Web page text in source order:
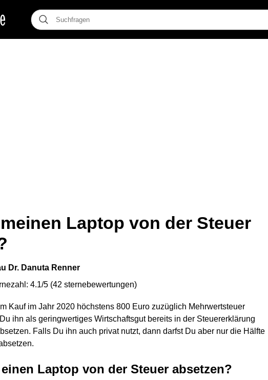
Laptop von der Steuer
Dr. Danuta Renner
4.1/5 (42 sternebewertungen)
Kauf im Jahr 2020 höchstens 800 Euro zuzüglich Mehrwertsteuer
ihn als geringwertiges Wirtschaftsgut bereits in der Steuererklärung
Falls Du ihn auch privat nutzt, dann darfst Du aber nur die Hälfte
Laptop von der Steuer absetzen?